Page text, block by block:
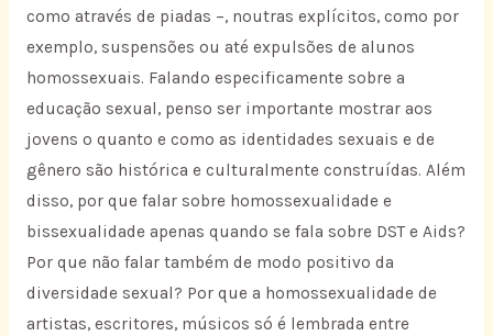
como através de piadas –, noutras explícitos, como por
exemplo, suspensões ou até expulsões de alunos
homossexuais. Falando especificamente sobre a
educação sexual, penso ser importante mostrar aos
jovens o quanto e como as identidades sexuais e de
gênero são histórica e culturalmente construídas. Além
disso, por que falar sobre homossexualidade e
bissexualidade apenas quando se fala sobre DST e Aids?
Por que não falar também de modo positivo da
diversidade sexual? Por que a homossexualidade de
artistas, escritores, músicos só é lembrada entre